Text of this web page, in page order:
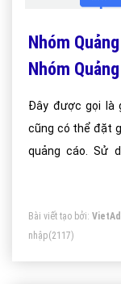
Nhóm
Nhóm
Đây được gọi là
cũng có thể đặt
quảng cáo. Sử
Bài viết tạo bởi:
nhập(2117)